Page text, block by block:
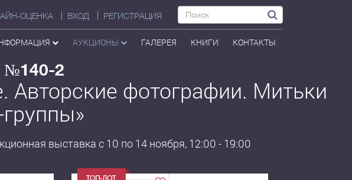
ОЦЕНКА ВХОД РЕГИСТРАЦИЯ
АУКЦИОНЫ ГАЛЕРЕЯ КНИГИ КОНТАКТЫ
2
Авторские фотографии. Митьки
выставка с 10 по 14 ноября, 12:00 - 19:00